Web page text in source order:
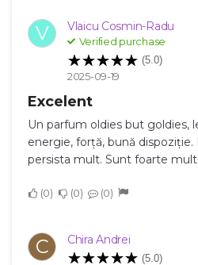
V Vlaicu Cosmin-Radu
Verified purchase
(5.0)
2025-09-19
Excelent
Un parfum oldies but goldies,
energie, forță, bună dispoziție.
persista mult. Sunt foarte
0 0 0
C Chira Andrei
(5.0)